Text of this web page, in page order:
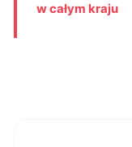
w całym kraju